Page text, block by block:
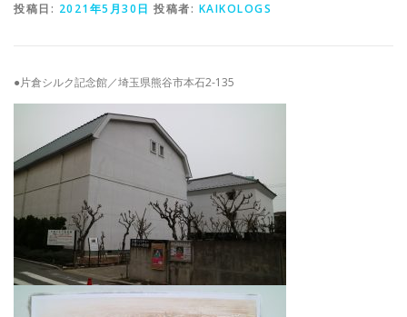
投稿日: 2021年5月30日 投稿者: KAIKOLOGS
●片倉シルク記念館／埼玉県熊谷市本石2-135